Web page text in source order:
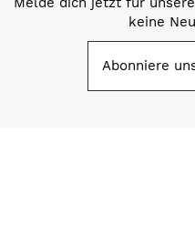
keine
Abonniere